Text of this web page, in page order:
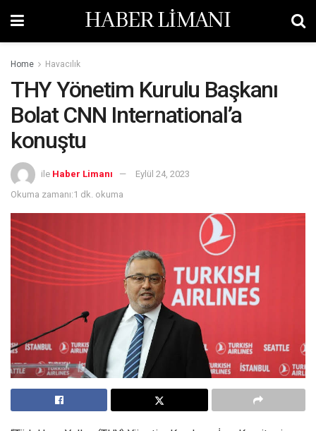
HABER LİMANI
Home Havacılık
THY Yönetim Kurulu Başkanı
Bolat CNN International’a
konuştu
ile Haber Limanı
Eylül 24, 2023
Okuma zamanı:1 dk. okuma